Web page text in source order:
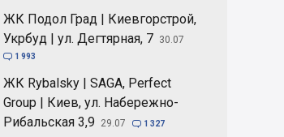
ЖК Подол Град | Киевгорстрой,
Укрбуд | ул. Дегтярная, 7 30.07
 1 993
ЖК Rybalsky | SAGA, Perfect
Group | Киев, ул. Набережно-
Рибальская 3,9
29.07  1 327